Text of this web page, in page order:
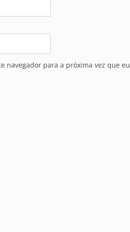
navegador para a próxima vez que